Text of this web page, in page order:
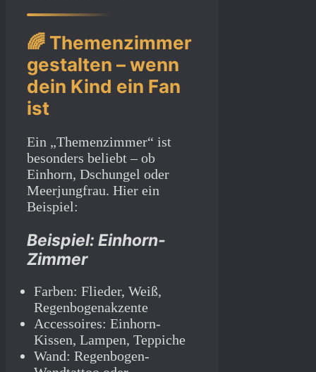
🌈 Themenzimmer
gestalten – wenn
dein Kind ein Fan
ist
Ein „Themenzimmer“ ist
besonders beliebt – ob
Einhorn, Dschungel oder
Meerjungfrau. Hier ein
Beispiel:
Beispiel: Einhorn-
Zimmer
Farben: Flieder, Weiß,
Regenbogenakzente
Accessoires: Einhorn-
Kissen, Lampen, Teppiche
Wand: Regenbogen-